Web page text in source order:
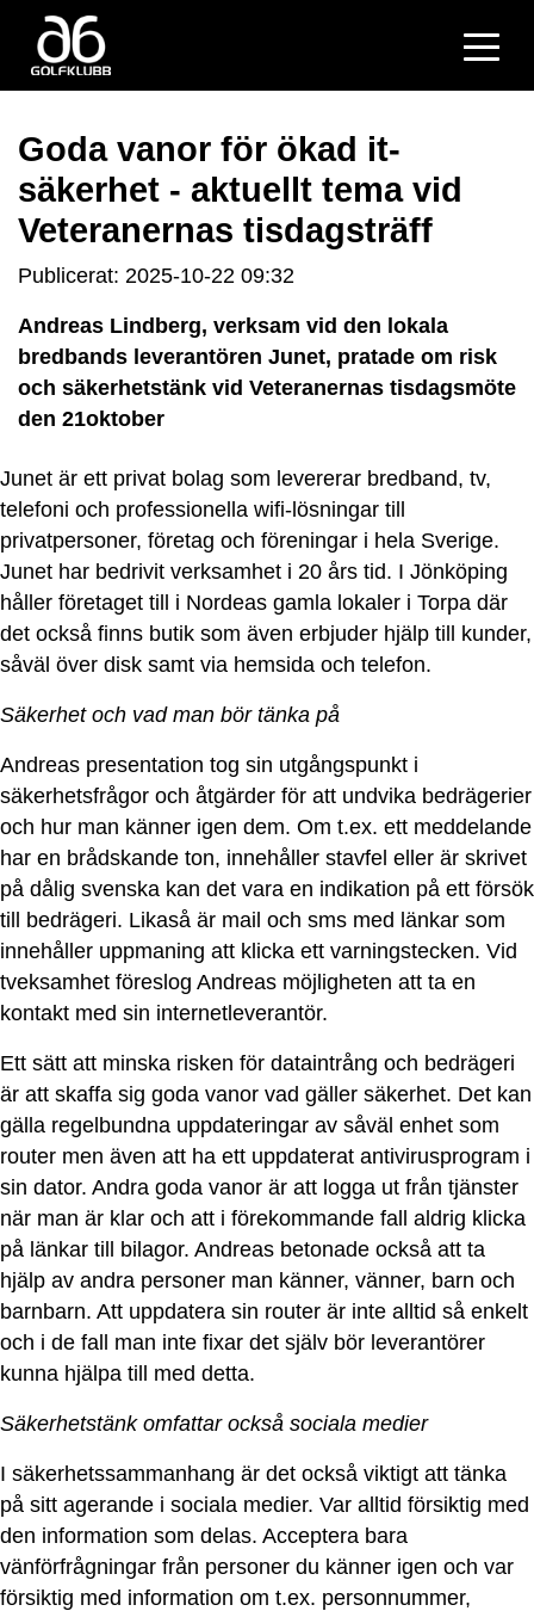
Goda vanor för ökad it-
säkerhet - aktuellt tema vid
Veteranernas tisdagsträff
Publicerat: 2025-10-22 09:32
Andreas Lindberg, verksam vid den lokala
bredbands leverantören Junet, pratade om risk
och säkerhetstänk vid Veteranernas tisdagsmöte
den 21oktober
Junet är ett privat bolag som levererar bredband, tv,
telefoni och professionella wifi-lösningar till
privatpersoner, företag och föreningar i hela Sverige.
Junet har bedrivit verksamhet i 20 års tid. I Jönköping
håller företaget till i Nordeas gamla lokaler i Torpa där
det också finns butik som även erbjuder hjälp till kunder,
såväl över disk samt via hemsida och telefon.
Säkerhet och vad man bör tänka på
Andreas presentation tog sin utgångspunkt i
säkerhetsfrågor och åtgärder för att undvika bedrägerier
och hur man känner igen dem. Om t.ex. ett meddelande
har en brådskande ton, innehåller stavfel eller är skrivet
på dålig svenska kan det vara en indikation på ett försök
till bedrägeri. Likaså är mail och sms med länkar som
innehåller uppmaning att klicka ett varningstecken. Vid
tveksamhet föreslog Andreas möjligheten att ta en
kontakt med sin internetleverantör.
Ett sätt att minska risken för dataintrång och bedrägeri
är att skaffa sig goda vanor vad gäller säkerhet. Det kan
gälla regelbundna uppdateringar av såväl enhet som
router men även att ha ett uppdaterat antivirusprogram i
sin dator. Andra goda vanor är att logga ut från tjänster
när man är klar och att i förekommande fall aldrig klicka
på länkar till bilagor. Andreas betonade också att ta
hjälp av andra personer man känner, vänner, barn och
barnbarn. Att uppdatera sin router är inte alltid så enkelt
och i de fall man inte fixar det själv bör leverantörer
kunna hjälpa till med detta.
Säkerhetstänk omfattar också sociala medier
I säkerhetssammanhang är det också viktigt att tänka
på sitt agerande i sociala medier. Var alltid försiktig med
den information som delas. Acceptera bara
vänförfrågningar från personer du känner igen och var
försiktig med information om t.ex. personnummer,